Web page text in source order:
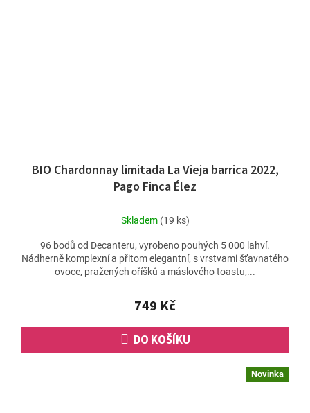
BIO Chardonnay limitada La Vieja barrica 2022,
Pago Finca Élez
Skladem (19 ks)
749 Kč
DO KOŠÍKU
96 bodů od Decanteru, vyrobeno pouhých 5 000 lahví.
Nádherně komplexní a přitom elegantní, s vrstvami šťavnatého
ovoce, pražených oříšků a máslového toastu,...
Novinka